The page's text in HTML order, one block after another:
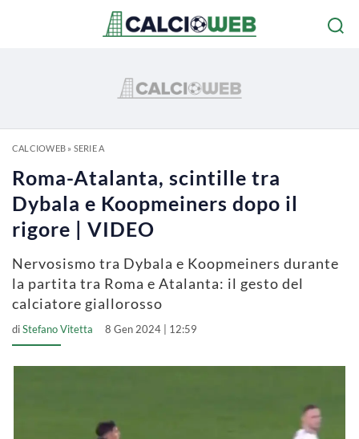
CALCIOWEB» SERIE A
Roma-Atalanta, scintille tra
Dybala e Koopmeiners dopo il
rigore | VIDEO
Nervosismo tra Dybala e Koopmeiners durante
la partita tra Roma e Atalanta: il gesto del
calciatore giallorosso
diStefano Vitetta 8 Gen 2024 | 12:59